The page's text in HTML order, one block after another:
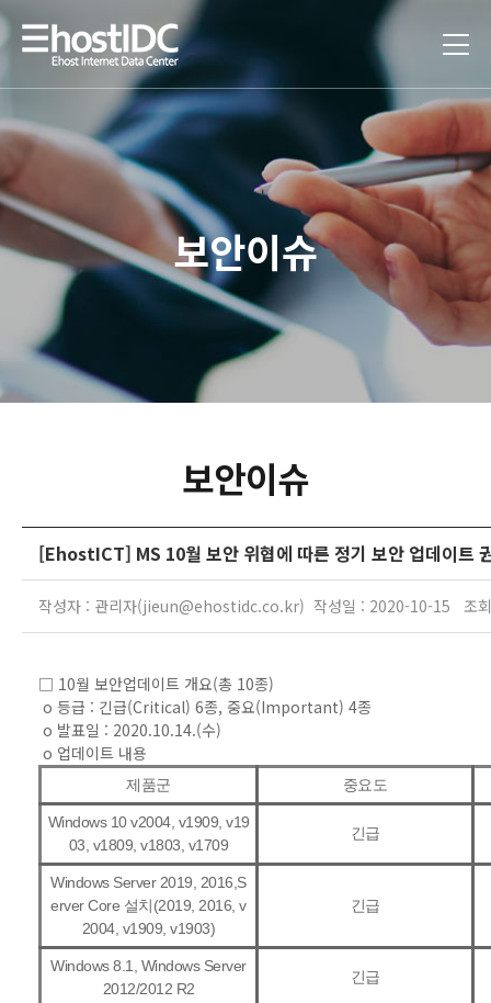
보안이슈
보안이슈
[EhostICT] MS 10월 보안 위협에 따른 정기 보안 업데이트
작성자 : 관리자(jieun@ehostidc.co.kr) 작성일 : 2020-10-15 조
□ 10월 보안업데이트 개요(총 10종)
o 등급 : 긴급(Critical) 6종, 중요(Important) 4종
o 발표일 : 2020.10.14.(수)
o 업데이트 내용
제품군 중요도
Windows 10 v2004, v1909, v19
03, v1809, v1803, v1709
긴급
Windows Server 2019, 2016,S
erver Core 설치(2019, 2016, v
2004, v1909, v1903)
긴급
Windows 8.1, Windows Server
2012/2012 R2
긴급